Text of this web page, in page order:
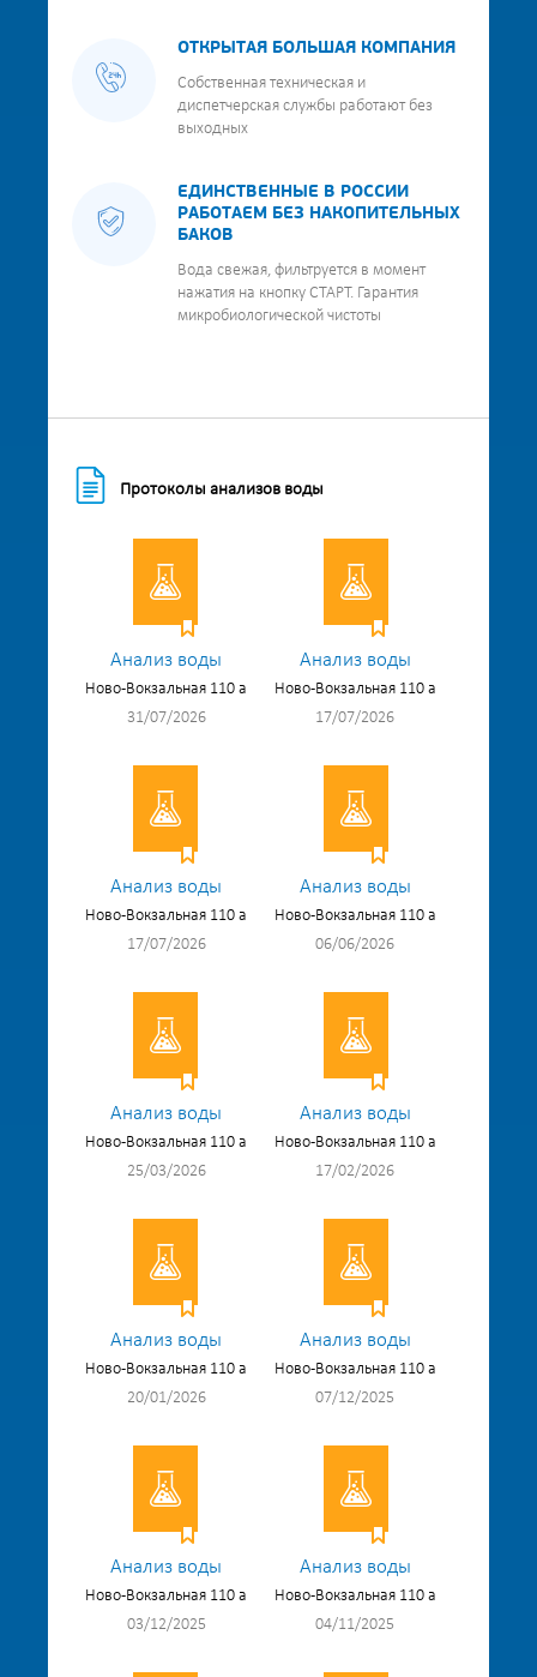
ОТКРЫТАЯ БОЛЬШАЯ КОМПАНИЯ
Собственная техническая и
диспетчерская службы работают без
выходных
ЕДИНСТВЕННЫЕ В РОССИИ
РАБОТАЕМ БЕЗ НАКОПИТЕЛЬНЫХ
БАКОВ
Вода свежая, фильтруется в момент
нажатия на кнопку СТАРТ. Гарантия
микробиологической чистоты
Протоколы анализов воды
Анализ воды
Ново-Вокзальная 110 а
31/07/2026
Анализ воды
Ново-Вокзальная 110 а
17/07/2026
Анализ воды
Ново-Вокзальная 110 а
17/07/2026
Анализ воды
Ново-Вокзальная 110 а
06/06/2026
Анализ воды
Ново-Вокзальная 110 а
25/03/2026
Анализ воды
Ново-Вокзальная 110 а
17/02/2026
Анализ воды
Ново-Вокзальная 110 а
20/01/2026
Анализ воды
Ново-Вокзальная 110 а
07/12/2025
Анализ воды
Ново-Вокзальная 110 а
03/12/2025
Анализ воды
Ново-Вокзальная 110 а
04/11/2025